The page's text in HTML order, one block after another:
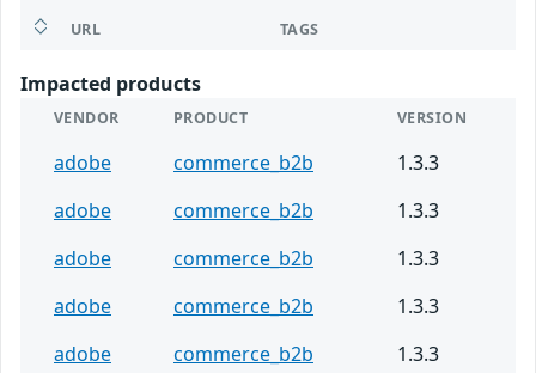
URL TAGS
Impacted products
VENDOR PRODUCT VERSION
adobe commerce_b2b
1.3.3
adobe
commerce_b2b
1.3.3
adobe
commerce_b2b
1.3.3
adobe
commerce_b2b
1.3.3
adobe
commerce_b2b
1.3.3